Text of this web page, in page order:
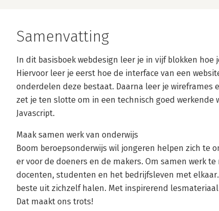
Samenvatting
In dit basisboek webdesign leer je in vijf blokken hoe
Hiervoor leer je eerst hoe de interface van een
onderdelen deze bestaat. Daarna leer je wireframes
zet je ten slotte om in een technisch goed werkende
Javascript.
Maak samen werk van onderwijs
Boom beroepsonderwijs wil jongeren helpen zich te
er voor de doeners en de makers. Om samen werk
docenten, studenten en het bedrijfsleven met
beste uit zichzelf halen. Met inspirerend
Dat maakt ons trots!